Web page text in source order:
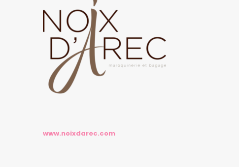
www.noixdarec.com